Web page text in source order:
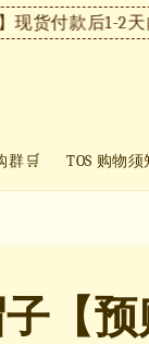
货付款后1-2天
群🛒 TOS 购物须
【